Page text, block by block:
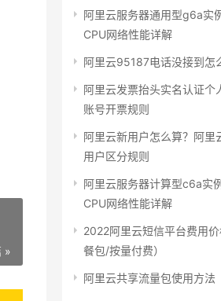
»
阿里云服务器通用型g6a实
CPU网络性能详解
阿里云95187电话没接到怎
阿里云发票抬头实名认证个
账号开票规则
阿里云新用户怎么算？阿里
用户区分规则
阿里云服务器计算型c6a实
CPU网络性能详解
2022阿里云短信平台费用
餐包/按量付费）
阿里云共享流量包使用方法